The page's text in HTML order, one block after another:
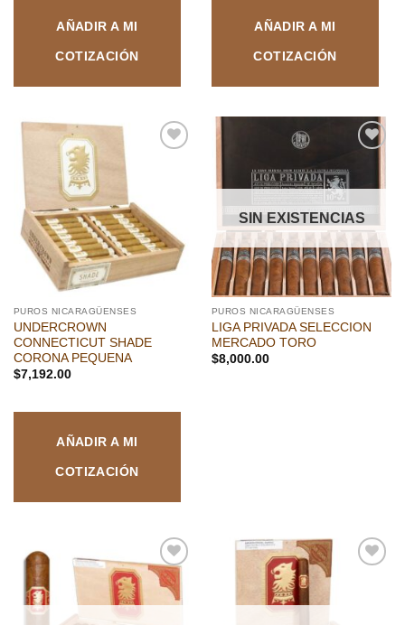
AÑADIR A MI
COTIZACIÓN
AÑADIR A MI
COTIZACIÓN
PUROS NICARAGÜENSES
UNDERCROWN
CONNECTICUT SHADE
CORONA PEQUENA
$7,192.00
AÑADIR A MI
COTIZACIÓN
lista de
SIN EXISTENCIAS
PUROS NICARAGÜENSES
LIGA PRIVADA SELECCION
MERCADO TORO
$8,000.00
Añadir
a la
lista de